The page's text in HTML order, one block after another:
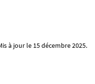
à jour le 15 décembre 2025.